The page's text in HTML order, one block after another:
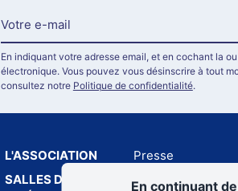
En indiquant votre adresse email, et en cochant la
électronique. Vous pouvez vous désinscrire à tout
consultez notre Politique de confidentialité.
L'ASSOCIATION
SALLES DE
Presse
Partenaires
En continuant